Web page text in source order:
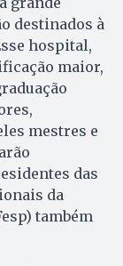
destinados à
hospital,
maior,
mestres e
das
da
também